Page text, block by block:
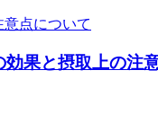
効果と摂取上の注